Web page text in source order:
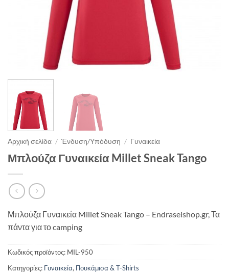
Αρχική σελίδα / Ένδυση/Υπόδυση / Γυναικεία
Μπλούζα Γυναικεία Millet Sneak Tango
Μπλούζα Γυναικεία Millet Sneak Tango – Endraseishop.gr, Τα
πάντα για το camping
Κωδικός προϊόντος: MIL-950
Κατηγορίες: Γυναικεία, Πουκάμισα & T-Shirts